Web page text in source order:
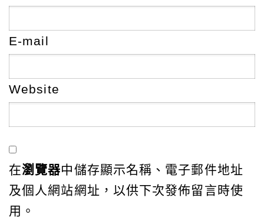
E-mail
Website
在瀏覽器中儲存顯示名稱、電子郵件地址
及個人網站網址，以供下次發佈留言時使
用。